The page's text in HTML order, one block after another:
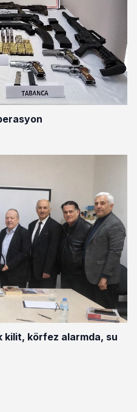
körfez alarmda, su